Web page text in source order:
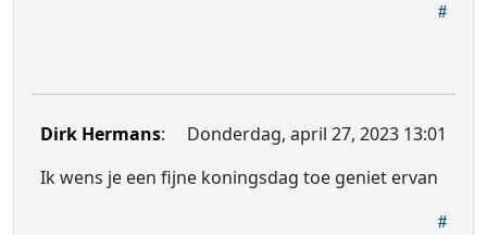
Dirk Hermans:
Donderdag, april 27, 2023 13:01
Ik wens je een fijne koningsdag toe geniet ervan